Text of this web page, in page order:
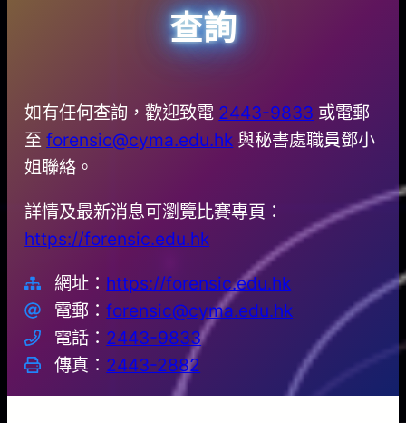
查詢
如有任何查詢，歡迎致電 2443-9833 或電郵
至forensic@cyma.edu.hk 與秘書處職員鄧小
姐聯絡。
詳情及最新消息可瀏覽比賽專頁：
https://forensic.edu.hk
網址： https://forensic.edu.hk
電郵：forensic@cyma.edu.hk
電話： 2443-9833
傳真： 2443-2882